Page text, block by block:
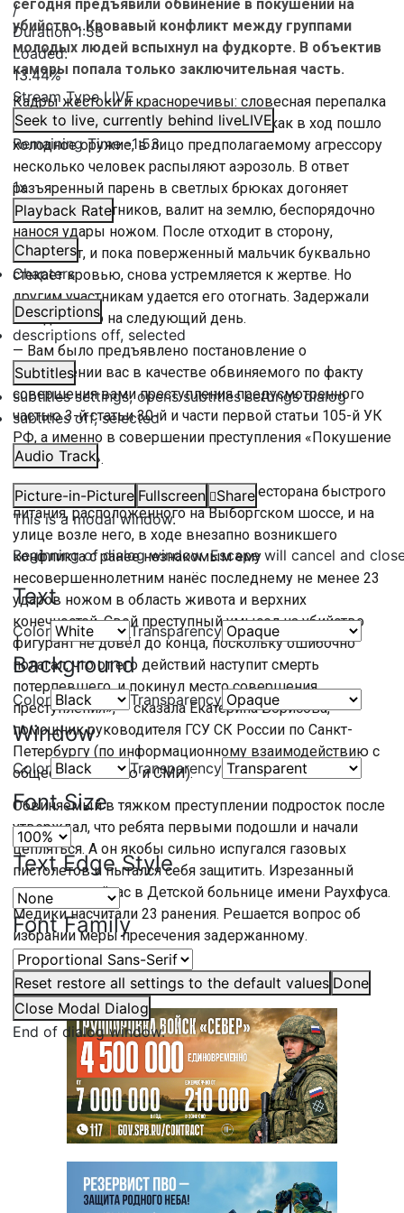
/
Duration1:53
Loaded:
13.44%
Stream TypeLIVE
Seek to live, currently behind liveLIVE
Remaining Time-1:53
1x
Playback Rate
Chapters
Chapters
Descriptions
descriptions off, selected
Subtitles
subtitles settings, opens subtitles settings dialog
subtitles off, selected
Audio Track
Picture-in-Picture Fullscreen
Share
This is a modal window.
Beginning of dialog window. Escape will cancel and
Text
Color Transparency
Background
Color Transparency
Window
Color Transparency
Font Size
Text Edge Style
Font Family
Reset restore all settings to the default values Done
Close Modal Dialog
End of dialog window.
сегодня предъявили обвинение в покушении на
убийство. Кровавый конфликт между группами
молодых людей вспыхнул на фудкорте. В объектив
камеры попала только заключительная часть.
Кадры жестоки и красноречивы: словесная перепалка
быстро перерастает в драку. До того, как в ход пошло
холодное оружие, в лицо предполагаемому агрессору
несколько человек распыляют аэрозоль. В ответ
разъяренный парень в светлых брюках догоняет
одного из участников, валит на землю, беспорядочно
нанося удары ножом. После отходит в сторону,
выдыхает, и пока поверженный мальчик буквально
стекает кровью, снова устремляется к жертве. Но
другим участникам удается его отогнать. Задержали
нападавшего на следующий день.
— Вам было предъявлено постановление о
привлечении вас в качестве обвиняемого по факту
совершения вами преступления предусмотренного
частью 3-й статьи 30-й и части первой статьи 105-й УК
РФ, а именно в совершении преступления «Покушение
на убийство».
«Фигурант, находясь в помещении ресторана быстрого
питания, расположенного на Выборгском шоссе, и на
улице возле него, в ходе внезапно возникшего
конфликта с ранее незнакомым ему
несовершеннолетним нанёс последнему не менее 23
ударов ножом в область живота и верхних
конечностей. Свой преступный умысел на убийство
фигурант не довёл до конца, поскольку ошибочно
полагал, что от его действий наступит смерть
потерпевшего, и покинул место совершения
преступления», — сказала Екатерина Борисова,
помощник руководителя ГСУ СК России по Санкт-
Петербургу (по информационному взаимодействию с
общественностью и СМИ).
Обвиняемый в тяжком преступлении подросток после
утверждал, что ребята первыми подошли и начали
цепляться. А он якобы сильно испугался газовых
пистолетов и пытался себя защитить. Изрезанный
школьник сейчас в Детской больнице имени Раухфуса.
Медики насчитали 23 ранения. Решается вопрос об
избрании меры пресечения задержанному.